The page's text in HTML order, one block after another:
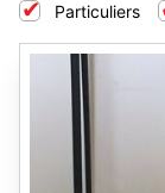
Particuliers